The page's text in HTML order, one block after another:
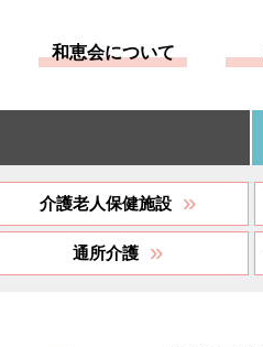
和恵会について
介護老人保健施設 »
通所介護 »